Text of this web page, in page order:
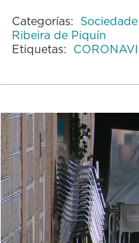
Categorías: Sociedade
Ribeira de Piquín
Etiquetas: